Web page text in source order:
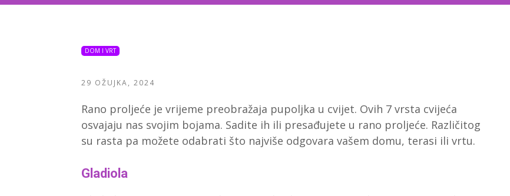
DOM I VRT
29 OŽUJKA, 2024
Rano proljeće je vrijeme preobražaja pupoljka u cvijet. Ovih 7 vrsta cvijeća
osvajaju nas svojim bojama. Sadite ih ili presađujete u rano proljeće. Različitog
su rasta pa možete odabrati što najviše odgovara vašem domu, terasi ili vrtu.
Gladiola